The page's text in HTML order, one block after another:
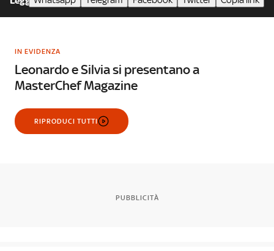
IN EVIDENZA
Leonardo e Silvia si presentano a
MasterChef Magazine
RIPRODUCI TUTTI
PUBBLICITÀ